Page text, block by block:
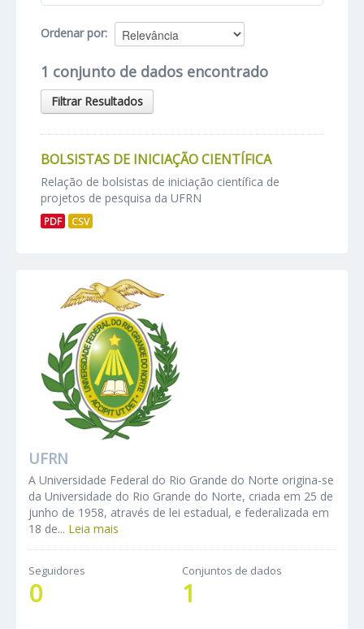
Ordenar por
1 conjunto de dados encontrado
Filtrar Resultados
BOLSISTAS DE INICIAÇÃO CIENTÍFICA
Relação de bolsistas de iniciação científica de
projetos de pesquisa da UFRN
PDF CSV
UFRN
A Universidade Federal do Rio Grande do Norte origina-se
da Universidade do Rio Grande do Norte, criada em 25 de
junho de 1958, através de lei estadual, e federalizada em
18 de... Leia mais
Seguidores
0
Conjuntos de dados
1